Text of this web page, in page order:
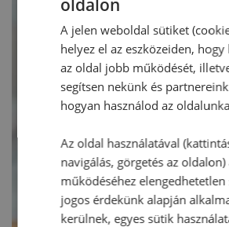
A jelen weboldal sütiket
helyez el az eszközeiden,
az oldal jobb működését,
segítsen nekünk és
hogyan használod az
Az oldal használatával
navigálás, görgetés az
működéséhez elengedhetetlen
jogos érdekünk alapján
kerülnek, egyes sütik